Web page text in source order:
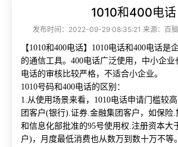
1010和400电话
发布时间：2022-09-29 08:35:21 来源：百
【1010和400电话】1010电话和400电话是
的通信工具。400电话广泛使用，中小企业
电话的审核比较严格，不适合小企业。
1010号码和400电话的区别：
1.从使用场景来看，1010电话申请门槛较
团客户(银行).证券.金融集团客户，如保险
和信息化部批准的95号使用权.注册资本大
户)，月度最低消费也从数万到数十万不等